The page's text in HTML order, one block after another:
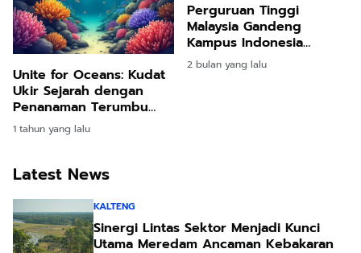
Unite for Oceans: Kudat
Ukir Sejarah dengan
Penanaman Terumbu
Karang Terbesar Negara
1 tahun yang lalu
Perguruan Tinggi
Malaysia Gandeng
Kampus Indonesia
Perkuat Rekognisi Global
2 bulan yang lalu
Latest News
KALTENG
Sinergi Lintas Sektor Menjadi Kunci
Utama Meredam Ancaman Kebakaran